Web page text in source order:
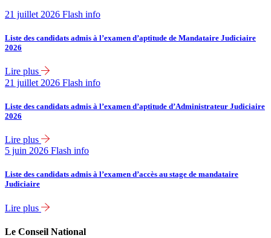
21 juillet 2026 Flash info
Liste des candidats admis à l’examen d’aptitude de Mandataire Judiciaire
2026
Lire plus
21 juillet 2026 Flash info
Liste des candidats admis à l’examen d’aptitude d’Administrateur Judiciaire
2026
Lire plus
5 juin 2026 Flash info
Liste des candidats admis à l’examen d’accès au stage de mandataire
Judiciaire
Lire plus
Le Conseil National